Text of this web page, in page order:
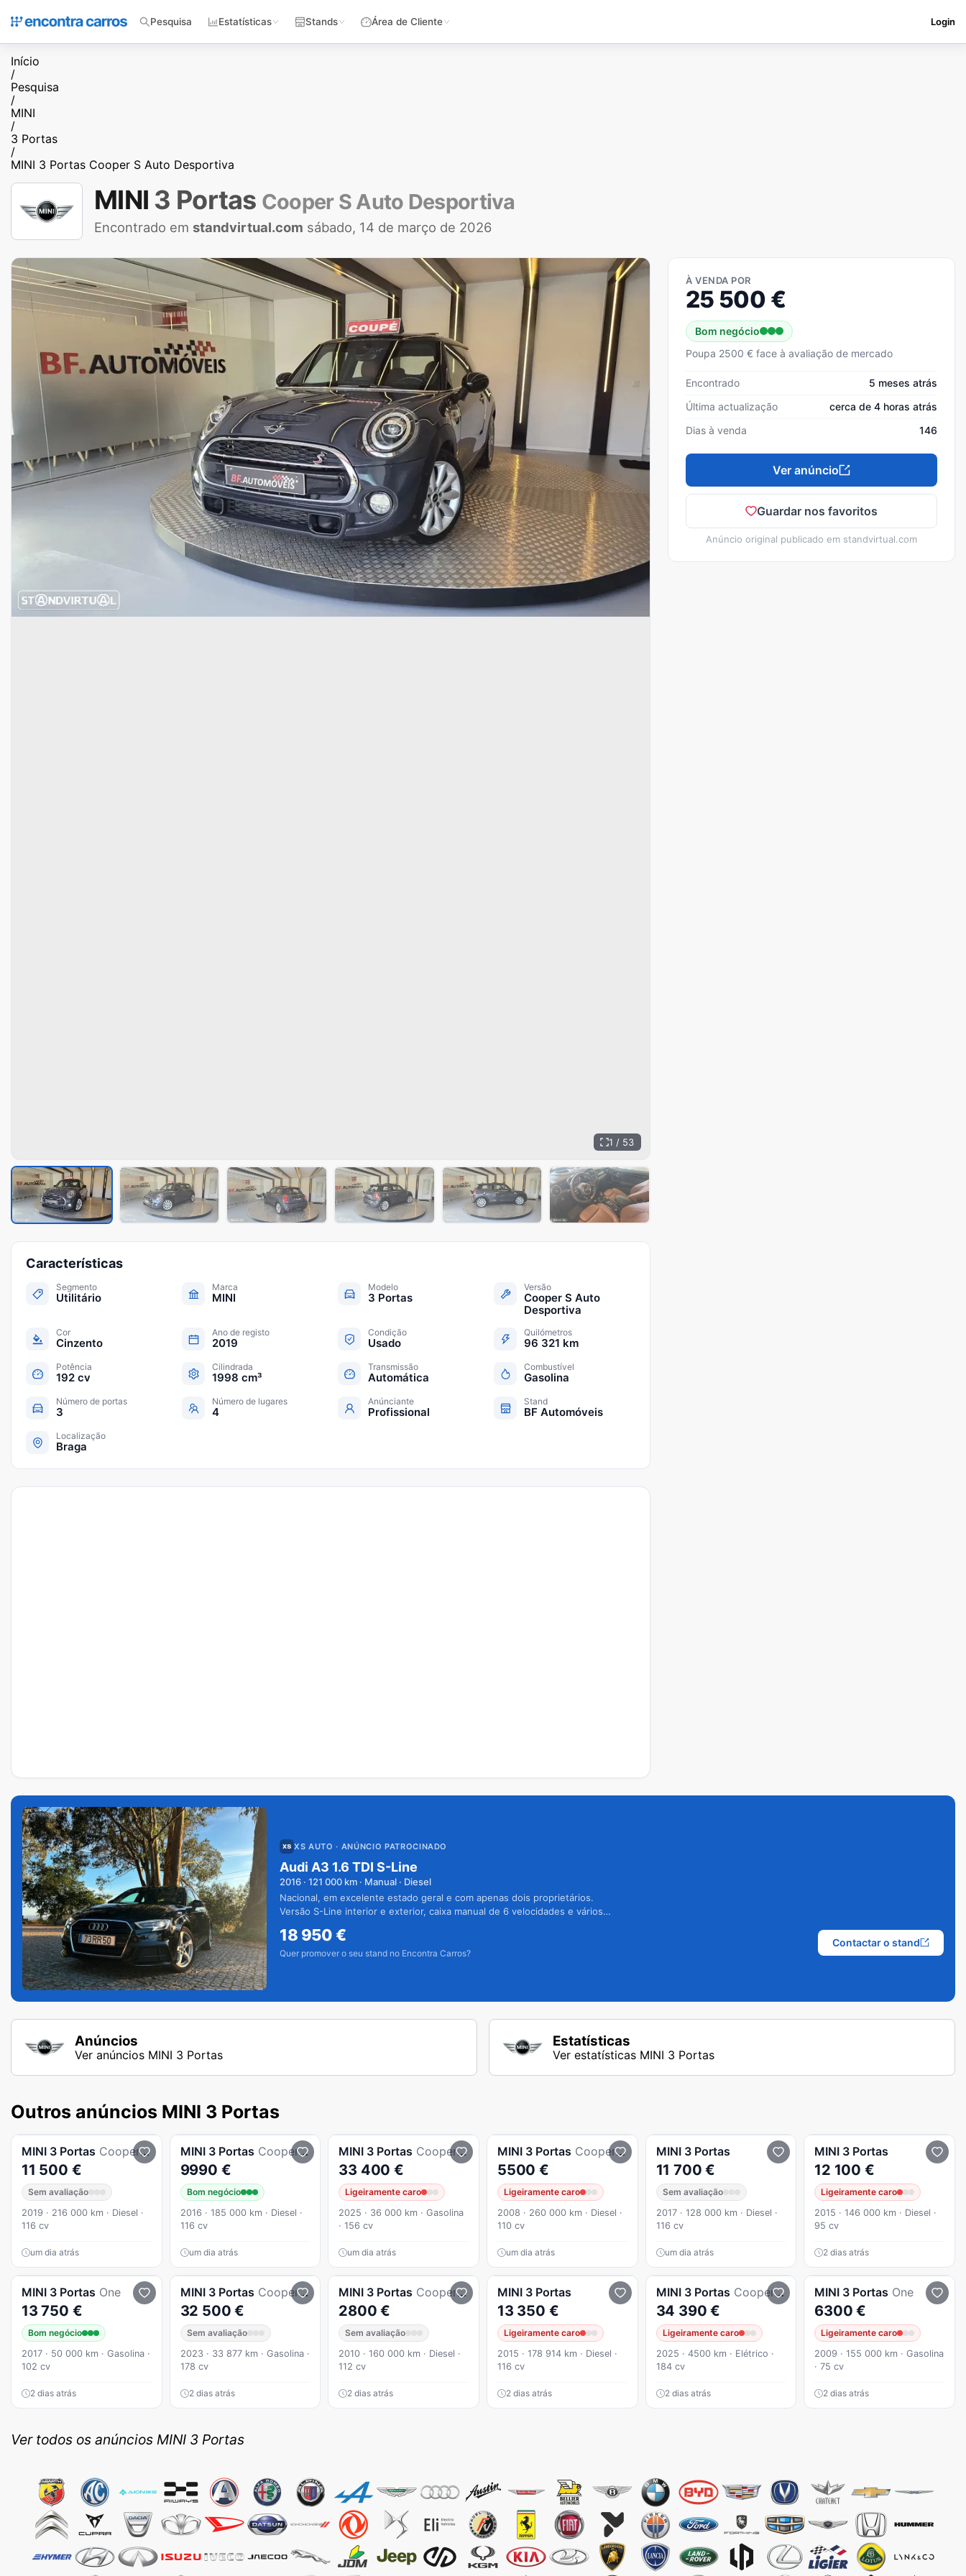
Pesquisa Estatísticas Stands Área de Cliente Login
Início
/
Pesquisa
/
MINI
/
3 Portas
/
MINI 3 Portas Cooper S Auto Desportiva
MINI 3 Portas Cooper S Auto Desportiva
Encontrado em standvirtual.com sábado, 14 de março de 2026
1 / 53
À VENDA POR
25 500 €
Bom negócio
Poupa 2500 € face à avaliação de mercado
Encontrado
5 meses atrás
Última actualização
cerca de 4 horas atrás
Dias à venda
146
Ver anúncio
Guardar nos favoritos
Anúncio original publicado em standvirtual.com
Características
Segmento
Utilitário
Marca
MINI
Modelo
3 Portas
Versão
Cooper S Auto
Desportiva
Cor
Cinzento
Ano de registo
2019
Condição
Usado
Quilómetros
96 321 km
Potência
192 cv
Cilindrada
1998 cm³
Transmissão
Automática
Combustível
Gasolina
Número de portas
3
Número de lugares
4
Anúnciante
Profissional
Stand
BF Automóveis
Localização
Braga
XS AUTO · ANÚNCIO PATROCINADO
Audi A3 1.6 TDI S-Line
2016 · 121 000 km · Manual · Diesel
Nacional, em excelente estado geral e com apenas dois proprietários.
Versão S-Line interior e exterior, caixa manual de 6 velocidades e vários
18 950€
Quer promover o seu stand no Encontra Carros?
Contactar o stand
Anúncios
Ver anúncios MINI 3 Portas
Estatísticas
Ver estatísticas MINI 3 Portas
Outros anúncios MINI 3 Portas
MINI 3 Portas Cooper D
11 500 €
Sem avaliação
2019 · 216 000 km · Diesel ·
116 cv
um dia atrás
MINI 3 Portas Cooper D
9990 €
Bom negócio
2016 · 185 000 km · Diesel ·
116 cv
um dia atrás
MINI 3 Portas Cooper C Classic M
33 400 €
Ligeiramente caro
2025 · 36 000 km · Gasolina
· 156 cv
um dia atrás
MINI 3 Portas Cooper D
5500 €
Ligeiramente caro
2008 · 260 000 km · Diesel ·
110 cv
um dia atrás
MINI 3 Portas
11 700 €
Sem avaliação
2017 · 128 000 km · Diesel ·
116 cv
um dia atrás
MINI 3 Portas
12 100 €
Ligeiramente caro
2015 · 146 000 km · Diesel ·
95 cv
2 dias atrás
MINI 3 Portas One
13 750 €
Bom negócio
2017 · 50 000 km · Gasolina ·
102 cv
2 dias atrás
MINI 3 Portas Cooper S Resolute Edition Auto
32 500 €
Sem avaliação
2023 · 33 877 km · Gasolina ·
178 cv
2 dias atrás
MINI 3 Portas Cooper D
2800 €
Sem avaliação
2010 · 160 000 km · Diesel ·
112 cv
2 dias atrás
MINI 3 Portas
13 350 €
Ligeiramente caro
2015 · 178 914 km · Diesel ·
116 cv
2 dias atrás
MINI 3 Portas Cooper E Favoured M
34 390 €
Ligeiramente caro
2025 · 4500 km · Elétrico ·
184 cv
2 dias atrás
MINI 3 Portas One
6300 €
Ligeiramente caro
2009 · 155 000 km · Gasolina
· 75 cv
2 dias atrás
Ver todos os anúncios MINI 3 Portas